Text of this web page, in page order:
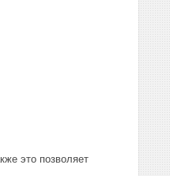
это позволяет